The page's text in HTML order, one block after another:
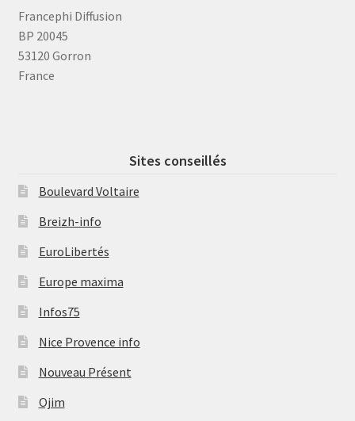
Francephi Diffusion
BP 20045
53120 Gorron
France
Sites conseillés
Boulevard Voltaire
Breizh-info
EuroLibertés
Europe maxima
Infos75
Nice Provence info
Nouveau Présent
Ojim